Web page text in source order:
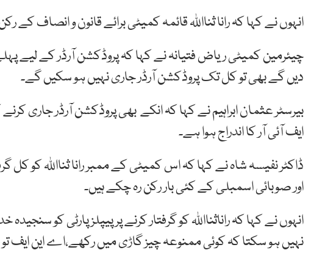
انہوں نے کہا کہ رانا ثنااللہ قائمہ کمیٹی برائے قانون و انصاف
چیئرمین کمیٹی ریاض فتیانہ نے کہا کہ پروڈکشن آرڈر کے لیے
دیں گے بھی تو کل تک پروڈکشن آرڈر جاری نہیں ہو سکیں گے۔
بیرسٹر عثمان ابراہیم نے کہا کہ انکے بھی پروڈکشن آرڈر جاری
ایف آئی آر کا اندراج ہوا ہے۔
ڈاکٹر نفیسہ شاہ نے کہا کہ اس کمیٹی کے ممبر رانا ثنااللہ کو کل
اور صوبائی اسمبلی کے کئی بار رکن رہ چکے ہیں۔
انہوں نے کہا کہ راناثنااللہ کو گرفتار کرنے پر پیپلزپارٹی کو
نہیں ہو سکتا کہ کوئی ممنوعہ چیز گاڑی میں رکھے،اے این ایف